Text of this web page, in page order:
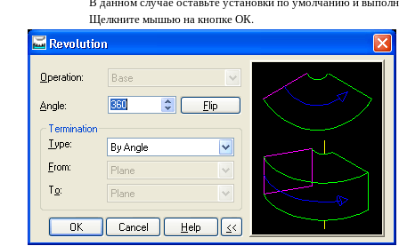
Щелкните мышью на кнопке ОК.